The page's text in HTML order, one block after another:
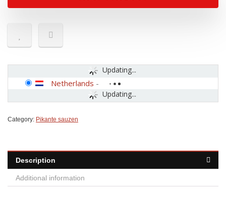
Updating...
Updating...
Netherlands -
Category: Pikante sauzen
Description
Additional information